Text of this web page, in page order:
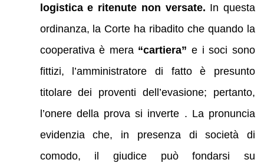
logistica e ritenute non versate. In questa
ordinanza, la Corte ha ribadito che quando la
cooperativa è mera “cartiera” e i soci sono
fittizi, l’amministratore di fatto è presunto
titolare dei proventi dell’evasione; pertanto,
l’onere della prova si inverte . La pronuncia
evidenzia che, in presenza di società di
comodo, il giudice può fondarsi su